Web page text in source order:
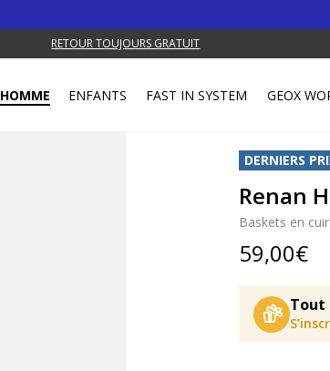
RETOUR TOUJOURS GRATUIT
HOMME ENFANTS FAST IN SYSTEM GEOX
DERNIERS
Renan
Baskets en cuir
59,00€
Tout